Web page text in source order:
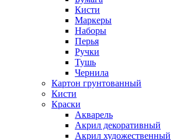
Кисти
Маркеры
Наборы
Перья
Ручки
Тушь
Чернила
Картон грунтованный
Кисти
Краски
Акварель
Акрил декоративный
Акрил художественный